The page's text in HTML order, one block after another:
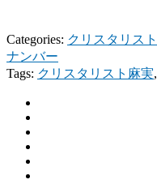
Categories: クリスタリス
ナンバー
Tags: クリスタリスト麻実,